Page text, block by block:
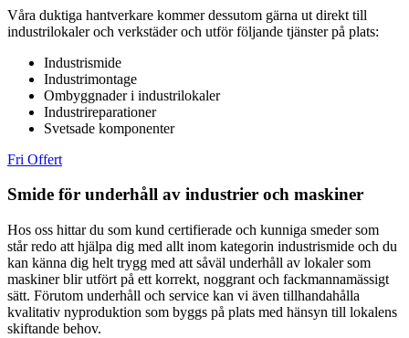
Våra duktiga hantverkare kommer dessutom gärna ut direkt till
industrilokaler och verkstäder och utför följande tjänster på plats:
Industrismide
Industrimontage
Ombyggnader i industrilokaler
Industrireparationer
Svetsade komponenter
Fri Offert
Smide för underhåll av industrier och maskiner
Hos oss hittar du som kund certifierade och kunniga smeder som
står redo att hjälpa dig med allt inom kategorin industrismide och du
kan känna dig helt trygg med att såväl underhåll av lokaler som
maskiner blir utfört på ett korrekt, noggrant och fackmannamässigt
sätt. Förutom underhåll och service kan vi även tillhandahålla
kvalitativ nyproduktion som byggs på plats med hänsyn till lokalens
skiftande behov.